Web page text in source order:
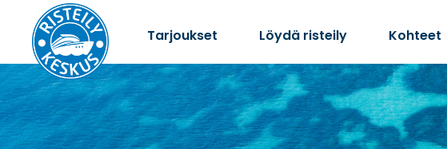
Tarjoukset Löydä risteily Kohteet